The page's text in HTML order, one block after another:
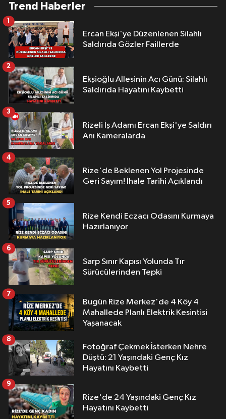
Trend Haberler
Ercan Ekşi'ye Düzenlenen Silahlı
Saldırıda Gözler Faillerde
1
Ekşioğlu Aİlesinin Acı Günü: Silahlı
Saldırıda Hayatını Kaybetti
2
Rizeli İş Adamı Ercan Ekşi'ye Saldırı
Anı Kameralarda
3
Rize'de Beklenen Yol Projesinde
Geri Sayım! İhale Tarihi Açıklandı
4
Rize Kendi Eczacı Odasını Kurmaya
Hazırlanıyor
5
Sarp Sınır Kapısı Yolunda Tır
Sürücülerinden Tepki
6
Bugün Rize Merkez'de 4 Köy 4
Mahallede Planlı Elektrik Kesintisi
Yaşanacak
7
Fotoğraf Çekmek İsterken Nehre
Düştü: 21 Yaşındaki Genç Kız
Hayatını Kaybetti
8
Rize'de 24 Yaşındaki Genç Kız
Hayatını Kaybetti
9